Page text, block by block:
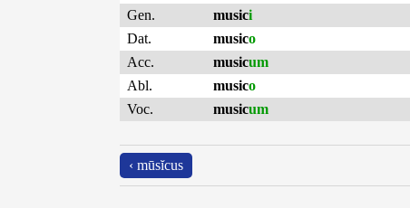
Gen.
musici
Dat.
musico
Acc.
musicum
Abl.
musico
Voc.
musicum
‹ mūsĭcus